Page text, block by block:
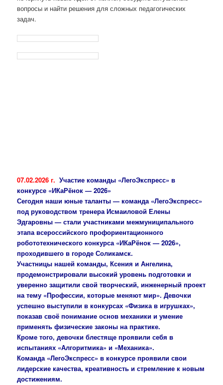
вопросы и найти решения для сложных педагогических
задач.
07.02.2026 г. Участие команды «ЛегоЭкспресс» в
конкурсе «ИКаРёнок — 2026»
Сегодня наши юные таланты — команда «ЛегоЭкспресс»
под руководством тренера Исмаиловой Елены
Эдгаровны — стали участниками межмуниципального
этапа всероссийского профориентационного
робототехнического конкурса «ИКаРёнок — 2026»,
проходившего в городе Соликамск.
Участницы нашей команды, Ксения и Ангелина,
продемонстрировали высокий уровень подготовки и
уверенно защитили свой творческий, инженерный проект
на тему «Профессии, которые меняют мир». Девочки
успешно выступили в конкурсах «Физика в игрушках»,
показав своё понимание основ механики и умение
применять физические законы на практике.
Кроме того, девочки блестяще проявили себя в
испытаниях «Алгоритмика» и «Механика».
Команда «ЛегоЭкспресс» в конкурсе проявили свои
лидерские качества, креативность и стремление к новым
достижениям.